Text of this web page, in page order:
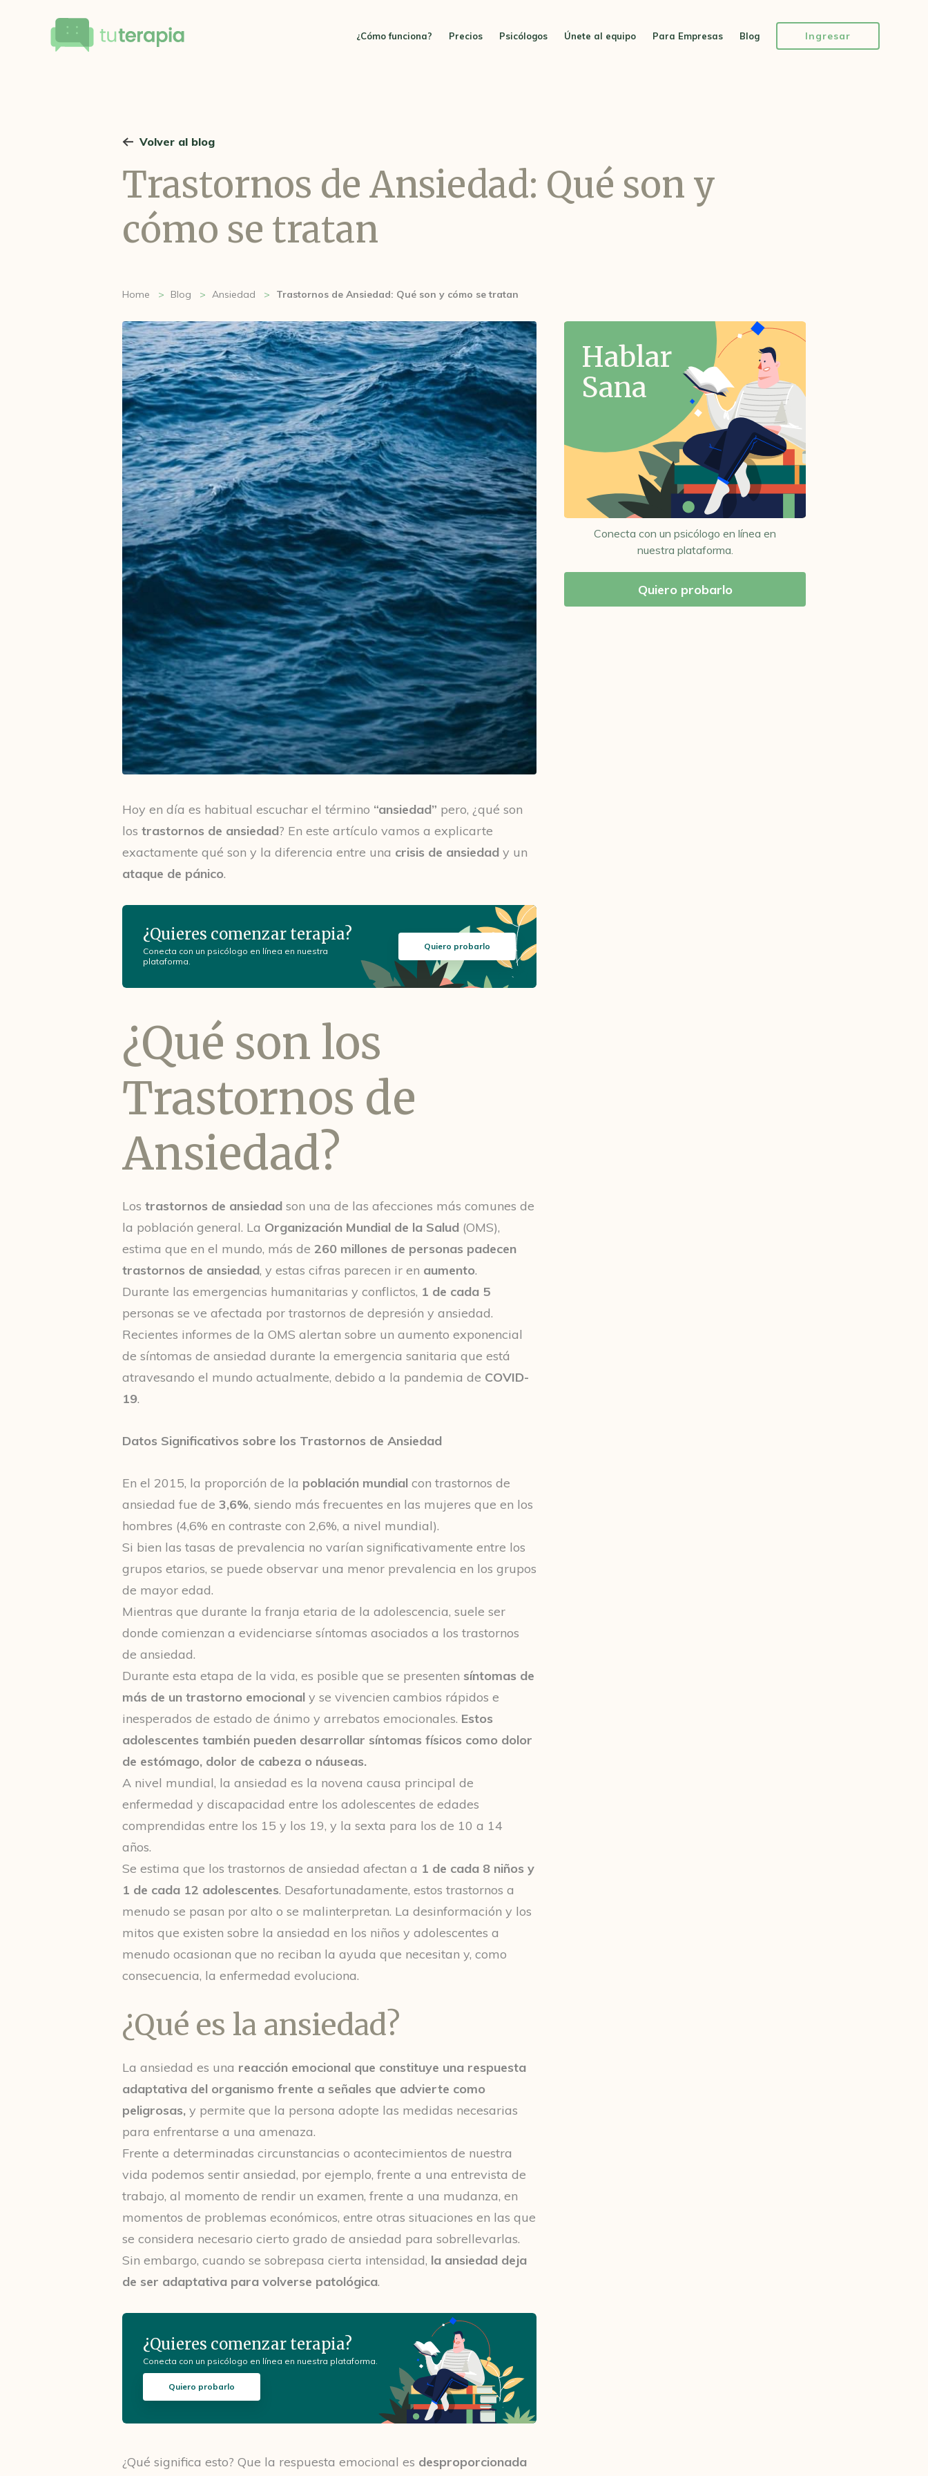
¿Cómo funciona? Precios Psicólogos Únete al equipo Para Empresas Blog Ingresar
Volver al blog
Trastornos de Ansiedad: Qué son y
cómo se tratan
Home Blog Ansiedad Trastornos de Ansiedad: Qué son y cómo se tratan
Hoy en día es habitual escuchar el término “ansiedad” pero, ¿qué son
los trastornos de ansiedad? En este artículo vamos a explicarte
exactamente qué son y la diferencia entre una crisis de ansiedad y un
ataque de pánico.
¿Quieres comenzar terapia?
Conecta con un psicólogo en línea en nuestra
plataforma.
Quiero probarlo
¿Qué son los
Trastornos de
Ansiedad?
Los trastornos de ansiedad son una de las afecciones más comunes de
la población general. La Organización Mundial de la Salud (OMS),
estima que en el mundo, más de 260 millones de personas padecen
trastornos de ansiedad, y estas cifras parecen ir en aumento.
Durante las emergencias humanitarias y conflictos, 1 de cada 5
personas se ve afectada por trastornos de depresión y ansiedad.
Recientes informes de la OMS alertan sobre un aumento exponencial
de síntomas de ansiedad durante la emergencia sanitaria que está
atravesando el mundo actualmente, debido a la pandemia de COVID-
19.
Datos Significativos sobre los Trastornos de Ansiedad
En el 2015, la proporción de la población mundial con trastornos de
ansiedad fue de 3,6%, siendo más frecuentes en las mujeres que en los
hombres (4,6% en contraste con 2,6%, a nivel mundial).
Si bien las tasas de prevalencia no varían significativamente entre los
grupos etarios, se puede observar una menor prevalencia en los grupos
de mayor edad.
Mientras que durante la franja etaria de la adolescencia, suele ser
donde comienzan a evidenciarse síntomas asociados a los trastornos
de ansiedad.
Durante esta etapa de la vida, es posible que se presenten síntomas de
más de un trastorno emocional y se vivencien cambios rápidos e
inesperados de estado de ánimo y arrebatos emocionales. Estos
adolescentes también pueden desarrollar síntomas físicos como dolor
de estómago, dolor de cabeza o náuseas.
A nivel mundial, la ansiedad es la novena causa principal de
enfermedad y discapacidad entre los adolescentes de edades
comprendidas entre los 15 y los 19, y la sexta para los de 10 a 14
años.
Se estima que los trastornos de ansiedad afectan a 1 de cada 8 niños y
1 de cada 12 adolescentes. Desafortunadamente, estos trastornos a
menudo se pasan por alto o se malinterpretan. La desinformación y los
mitos que existen sobre la ansiedad en los niños y adolescentes a
menudo ocasionan que no reciban la ayuda que necesitan y, como
consecuencia, la enfermedad evoluciona.
¿Qué es la ansiedad?
La ansiedad es una reacción emocional que constituye una respuesta
adaptativa del organismo frente a señales que advierte como
peligrosas, y permite que la persona adopte las medidas necesarias
para enfrentarse a una amenaza.
Frente a determinadas circunstancias o acontecimientos de nuestra
vida podemos sentir ansiedad, por ejemplo, frente a una entrevista de
trabajo, al momento de rendir un examen, frente a una mudanza, en
momentos de problemas económicos, entre otras situaciones en las que
se considera necesario cierto grado de ansiedad para sobrellevarlas.
Sin embargo, cuando se sobrepasa cierta intensidad, la ansiedad deja
de ser adaptativa para volverse patológica.
¿Quieres comenzar terapia?
Conecta con un psicólogo en línea en nuestra plataforma.
Quiero probarlo
¿Qué significa esto? Que la respuesta emocional es desproporcionada
Hablar
Sana
Conecta con un psicólogo en línea en
nuestra plataforma.
Quiero probarlo